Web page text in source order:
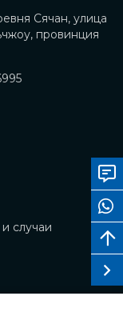
Сячан, улица
провинция
случаи